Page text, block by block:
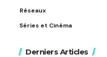
Réseaux
Séries et Cinéma
Derniers Articles